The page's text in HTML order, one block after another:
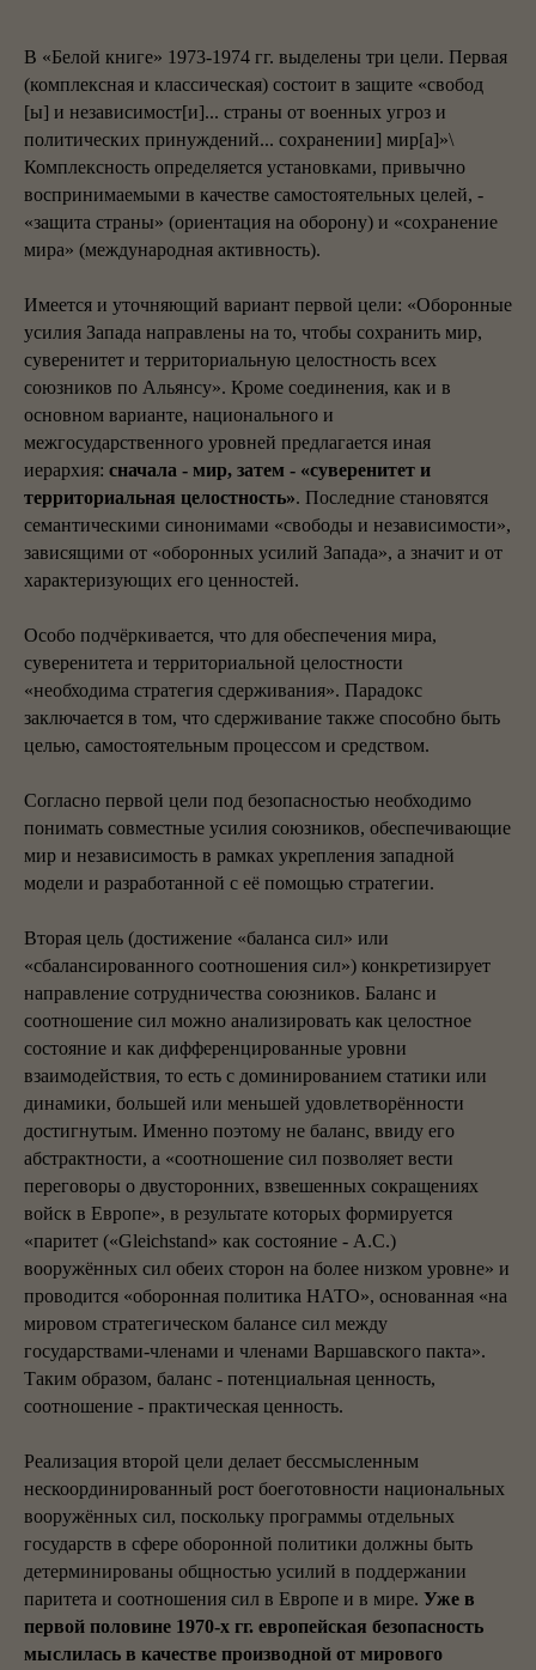
В «Белой книге» 1973-1974 гг. выделены три цели. Первая
(комплексная и классическая) состоит в защите «свобод
[ы] и независимост[и]... страны от военных угроз и
политических принуждений... сохранении] мир[а]»\
Комплексность определяется установками, привычно
воспринимаемыми в качестве самостоятельных целей, -
«защита страны» (ориентация на оборону) и «сохранение
мира» (международная активность).
Имеется и уточняющий вариант первой цели: «Оборонные
усилия Запада направлены на то, чтобы сохранить мир,
суверенитет и территориальную целостность всех
союзников по Альянсу». Кроме соединения, как и в
основном варианте, национального и
межгосударственного уровней предлагается иная
иерархия: сначала - мир, затем - «суверенитет и
территориальная целостность». Последние становятся
семантическими синонимами «свободы и независимости»,
зависящими от «оборонных усилий Запада», а значит и от
характеризующих его ценностей.
Особо подчёркивается, что для обеспечения мира,
суверенитета и территориальной целостности
«необходима стратегия сдерживания». Парадокс
заключается в том, что сдерживание также способно быть
целью, самостоятельным процессом и средством.
Согласно первой цели под безопасностью необходимо
понимать совместные усилия союзников, обеспечивающие
мир и независимость в рамках укрепления западной
модели и разработанной с её помощью стратегии.
Вторая цель (достижение «баланса сил» или
«сбалансированного соотношения сил») конкретизирует
направление сотрудничества союзников. Баланс и
соотношение сил можно анализировать как целостное
состояние и как дифференцированные уровни
взаимодействия, то есть с доминированием статики или
динамики, большей или меньшей удовлетворённости
достигнутым. Именно поэтому не баланс, ввиду его
абстрактности, а «соотношение сил позволяет вести
переговоры о двусторонних, взвешенных сокращениях
войск в Европе», в результате которых формируется
«паритет («Gleichstand» как состояние - А.С.)
вооружённых сил обеих сторон на более низком уровне» и
проводится «оборонная политика НАТО», основанная «на
мировом стратегическом балансе сил между
государствами-членами и членами Варшавского пакта».
Таким образом, баланс - потенциальная ценность,
соотношение - практическая ценность.
Реализация второй цели делает бессмысленным
нескоординированный рост боеготовности национальных
вооружённых сил, поскольку программы отдельных
государств в сфере оборонной политики должны быть
детерминированы общностью усилий в поддержании
паритета и соотношения сил в Европе и в мире. Уже в
первой половине 1970-х гг. европейская безопасность
мыслилась в качестве производной от мирового